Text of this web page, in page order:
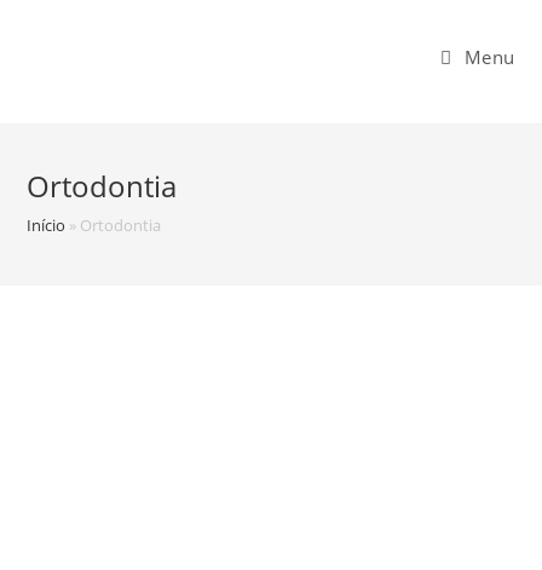
Menu
Ortodontia
Início » Ortodontia